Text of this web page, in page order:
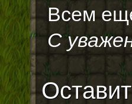
Всем
С